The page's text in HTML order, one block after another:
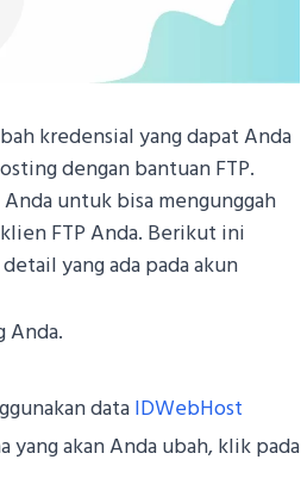
kredensial yang dapat Anda
dengan bantuan FTP.
untuk bisa mengunggah
FTP Anda. Berikut ini
yang ada pada akun
Anda.
dataIDWebHost
yang akan Anda ubah, klik pada